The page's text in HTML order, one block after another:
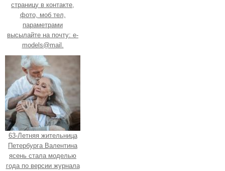
страницу в контакте,
фото, моб тел,
параметрами
высылайте на почту: e-
models@mail.
63-Летняя жительница
Петербурга Валентина
ясень стала моделью
года по версии журнала